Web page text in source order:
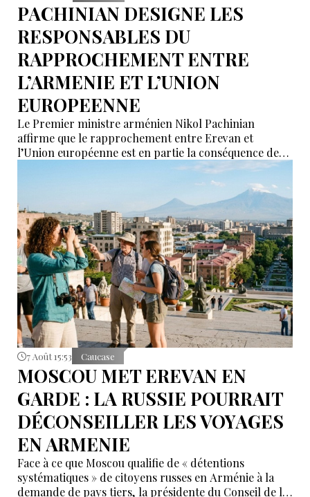
PACHINIAN DESIGNE LES
RESPONSABLES DU
RAPPROCHEMENT ENTRE
L’ARMENIE ET L’UNION
EUROPEENNE
Le Premier ministre arménien Nikol Pachinian
affirme que le rapprochement entre Erevan et
l’Union européenne est en partie la conséquence des
déclarations de certains partenaires de l’Union
économique eurasiatique (UEEA), qui auraient affirmé
que l’Arménie « n’était nécessaire à personne ». Selon
lui, ces propos ont poussé Erevan à rechercher de
nouvelles alternatives économiques et diplomatiques.
7 Août 15:53 Caucase
MOSCOU MET EREVAN EN
GARDE : LA RUSSIE POURRAIT
DÉCONSEILLER LES VOYAGES
EN ARMENIE
Face à ce que Moscou qualifie de « détentions
systématiques » de citoyens russes en Arménie à la
demande de pays tiers, la présidente du Conseil de la